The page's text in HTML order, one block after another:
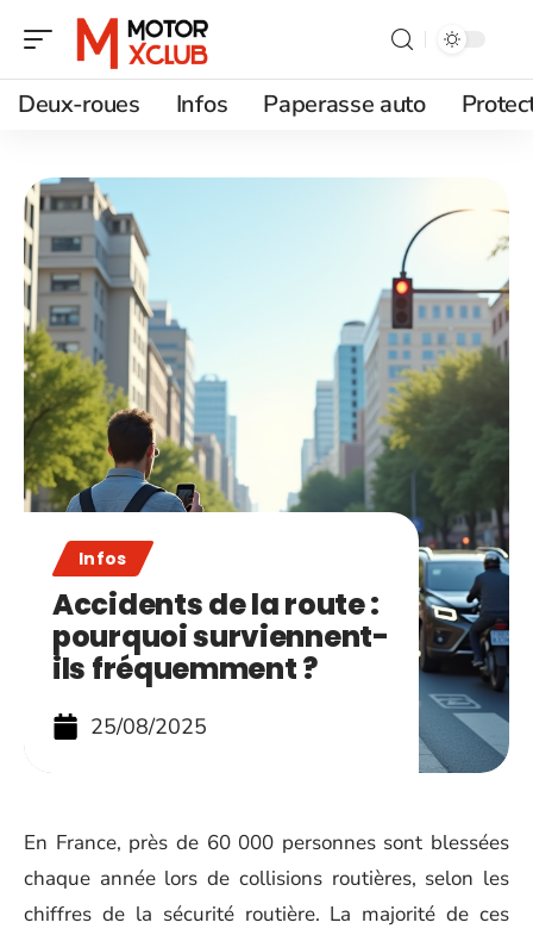
Deux-roues Infos Paperasse auto
Infos
Accidents de la route :
pourquoi surviennent-
ils fréquemment ?
25/08/2025
En France, près de 60 000 personnes sont blessées
chaque année lors de collisions routières, selon les
chiffres de la sécurité routière. La majorité de ces